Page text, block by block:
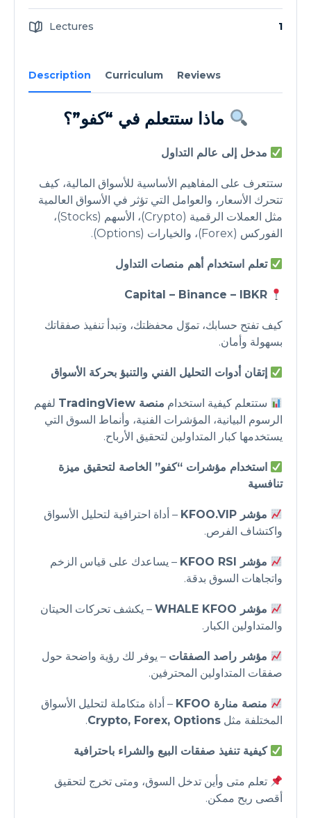
Description Curriculum Reviews
ماذا ستتعلم في “كفو”؟
مدخل إلى عالم التداول
ستتعرف على المفاهيم الأساسية للأسواق المالية، كيف
تتحرك الأسعار، والعوامل التي تؤثر في الأسواق العالمية
مثل العملات الرقمية (Crypto)، الأسهم (Stocks)،
الفوركس (Forex)، والخيارات (Options).
تعلم استخدام أهم منصات التداول
Capital – Binance – IBKR
كيف تفتح حسابك، تموّل محفظتك، وتبدأ تنفيذ صفقاتك
بسهولة وأمان.
إتقان أدوات التحليل الفني والتنبؤ بحركة الأسواق
ستتعلم كيفية استخدام منصة TradingView
لفهم
الرسوم البيانية، المؤشرات الفنية، وأنماط السوق التي
يستخدمها كبار المتداولين لتحقيق الأرباح.
استخدام مؤشرات “كفو” الخاصة لتحقيق ميزة
تنافسية
مؤشر KFOO.VIP
– أداة احترافية لتحليل الأسواق
واكتشاف الفرص.
مؤشر KFOO RSI
– يساعدك على قياس الزخم
واتجاهات السوق بدقة.
مؤشر WHALE KFOO
– يكشف تحركات الحيتان
والمتداولين الكبار.
مؤشر راصد الصفقات – يوفر لك رؤية واضحة حول
صفقات المتداولين المحترفين.
منصة منارة KFOO
– أداة متكاملة لتحليل الأسواق
المختلفة مثل Crypto, Forex, Options
.
كيفية تنفيذ صفقات البيع والشراء باحترافية
تعلم متى وأين تدخل السوق، ومتى تخرج لتحقيق
أقصى ربح ممكن.
Lectures 1